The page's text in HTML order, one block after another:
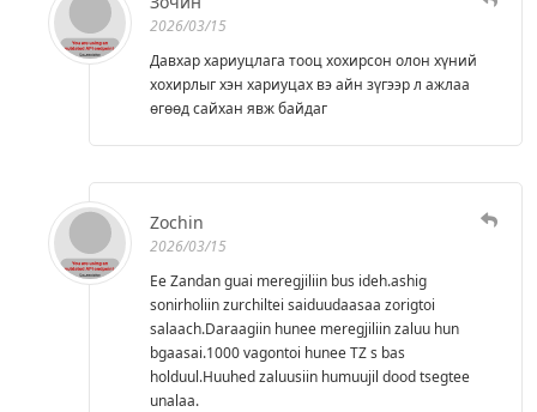
2026/03/15
Давхар хариуцлага тооц хохирсон олон хүний
хохирлыг хэн хариуцах вэ айн зүгээр л ажлаа
өгөөд сайхан явж байдаг
Zochin
2026/03/15
Ee Zandan guai meregjiliin bus ideh.ashig
sonirholiin zurchiltei saiduudaasaa zorigtoi
salaach.Daraagiin hunee meregjiliin zaluu hun
bgaasai.1000 vagontoi hunee TZ s bas
holduul.Huuhed zaluusiin humuujil dood tsegtee
unalaa.